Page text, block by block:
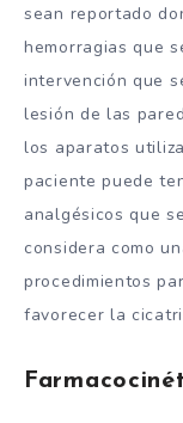
sean reportado
hemorragias que
intervención que
lesión de las
los aparatos
paciente puede
analgésicos que
considera como
procedimientos
favorecer la